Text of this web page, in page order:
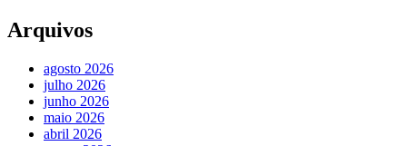
Arquivos
agosto 2026
julho 2026
junho 2026
maio 2026
abril 2026